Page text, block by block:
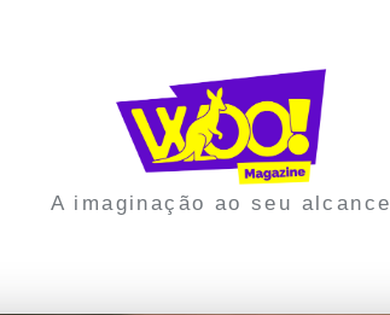
A imaginação ao seu alcance